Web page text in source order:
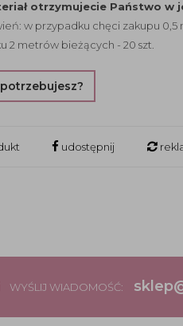
otrzymujecie Państwo w
w przypadku chęci zakupu
2 metrów bieżących - 20 szt.
udostępnij
WYŚLIJ WIADOMOŚĆ: